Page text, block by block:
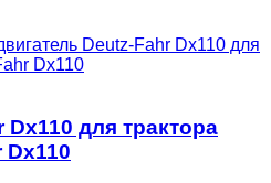
Deutz-Fahr Dx110 для
Dx110
для трактора
Dx110